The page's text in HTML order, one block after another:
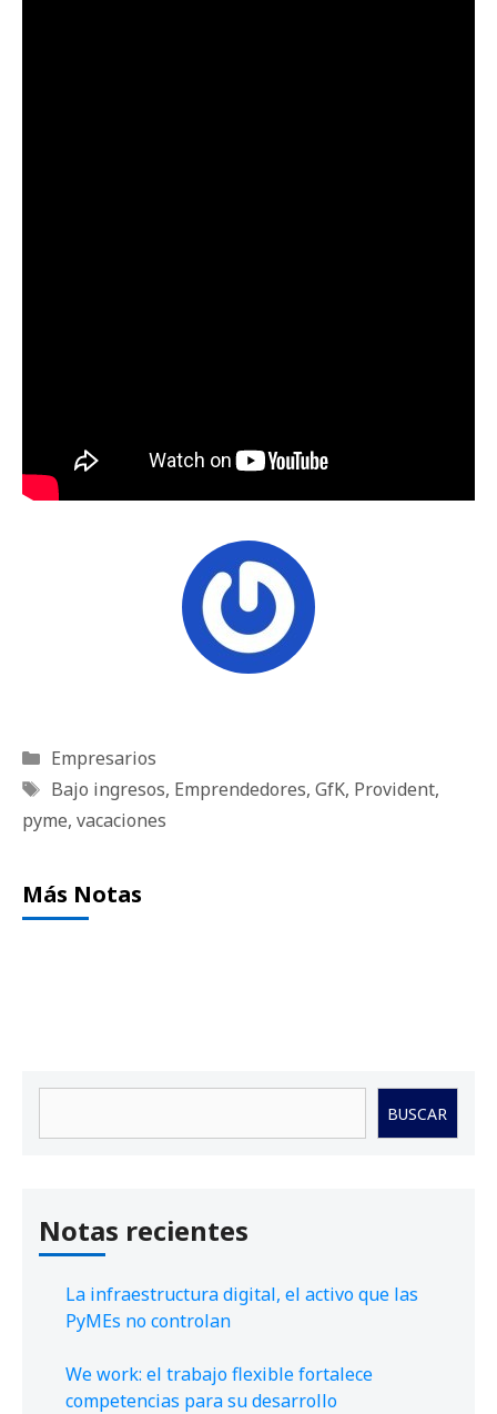
Categorías
Empresarios
Etiquetas
Bajo ingresos, Emprendedores, GfK, Provident,
pyme, vacaciones
Más Notas
BUSCAR
Notas recientes
La infraestructura digital, el activo que las
PyMEs no controlan
We work: el trabajo flexible fortalece
competencias para su desarrollo